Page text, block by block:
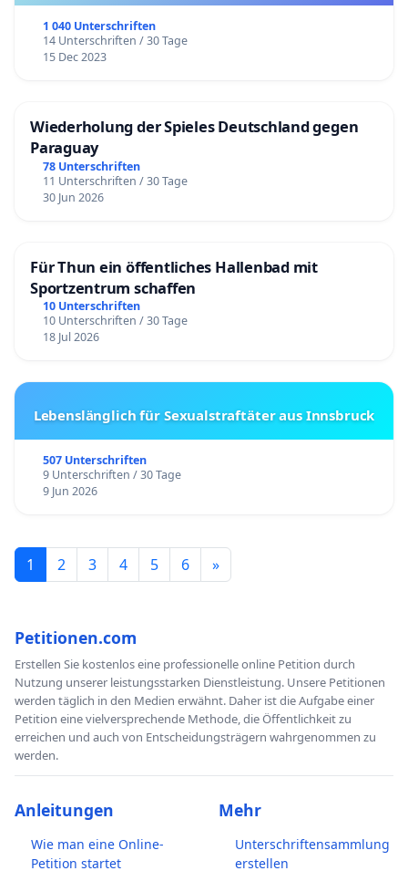
1 040 Unterschriften
14 Unterschriften / 30 Tage
15 Dec 2023
Wiederholung der Spieles Deutschland gegen
Paraguay
78 Unterschriften
11 Unterschriften / 30 Tage
30 Jun 2026
Für Thun ein öffentliches Hallenbad mit
Sportzentrum schaffen
10 Unterschriften
10 Unterschriften / 30 Tage
18 Jul 2026
Lebenslänglich für Sexualstraftäter aus Innsbruck
507 Unterschriften
9 Unterschriften / 30 Tage
9 Jun 2026
1 2 3 4 5 6 »
Petitionen.com
Erstellen Sie kostenlos eine professionelle online Petition durch
Nutzung unserer leistungsstarken Dienstleistung. Unsere Petitionen
werden täglich in den Medien erwähnt. Daher ist die Aufgabe einer
Petition eine vielversprechende Methode, die Öffentlichkeit zu
erreichen und auch von Entscheidungsträgern wahrgenommen zu
werden.
Anleitungen
Wie man eine Online-
Petition startet
Mehr
Unterschriftensammlung
erstellen